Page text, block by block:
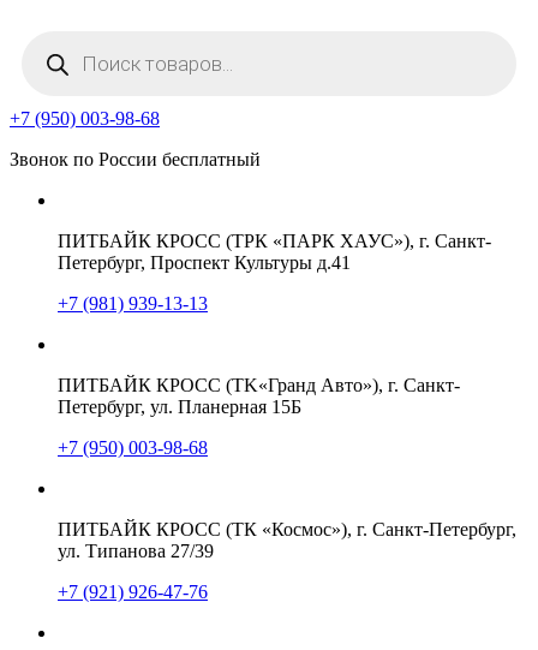
товаров
+7 (950) 003-98-68
Звонок по России бесплатный
ПИТБАЙК КРОСС (ТРК «ПАРК ХАУС»), г. Санкт-
Петербург, Проспект Культуры д.41
+7 (981) 939-13-13
ПИТБАЙК КРОСС (TK«Гранд Авто»), г. Санкт-
Петербург, ул. Планерная 15Б
+7 (950) 003-98-68
ПИТБАЙК КРОСС (ТК «Космос»), г. Санкт-Петербург,
ул. Типанова 27/39
+7 (921) 926-47-76